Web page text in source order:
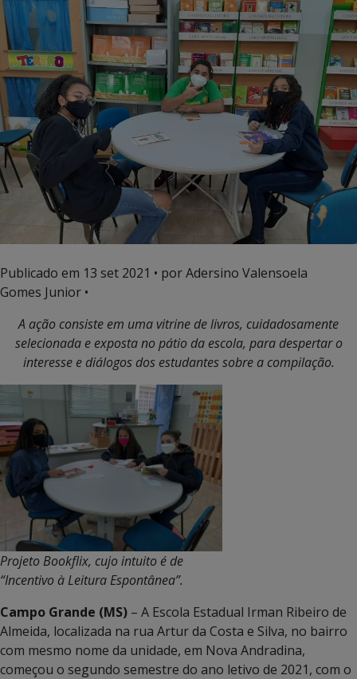
Publicado em 13 set 2021 • por Adersino Valensoela
Gomes Junior •
A ação consiste em uma vitrine de livros, cuidadosamente
selecionada e exposta no pátio da escola, para despertar o
interesse e diálogos dos estudantes sobre a compilação.
Projeto Bookflix, cujo intuito é de
“Incentivo à Leitura Espontânea”.
Campo Grande (MS) – A Escola Estadual Irman Ribeiro de
Almeida, localizada na rua Artur da Costa e Silva, no bairro
com mesmo nome da unidade, em Nova Andradina,
começou o segundo semestre do ano letivo de 2021, com o